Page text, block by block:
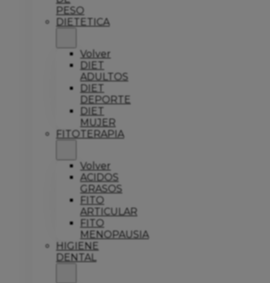
PESO
DIETETICA
Volver
DIET
ADULTOS
DIET
DEPORTE
DIET
MUJER
FITOTERAPIA
Volver
ACIDOS
GRASOS
FITO
ARTICULAR
FITO
MENOPAUSIA
HIGIENE
DENTAL